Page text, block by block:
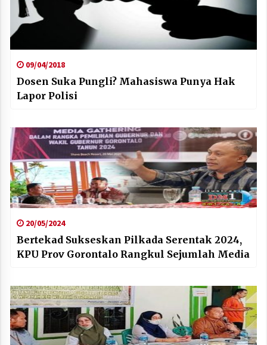
09/04/2018
Dosen Suka Pungli? Mahasiswa Punya Hak
Lapor Polisi
20/05/2024
Bertekad Sukseskan Pilkada Serentak 2024,
KPU Prov Gorontalo Rangkul Sejumlah Media